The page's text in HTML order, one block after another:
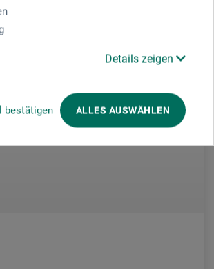
Details zeigen
bestätigen ALLES AUSWÄHLEN